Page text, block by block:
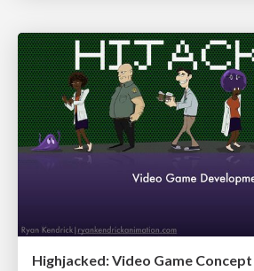
Highjacked: Video Game